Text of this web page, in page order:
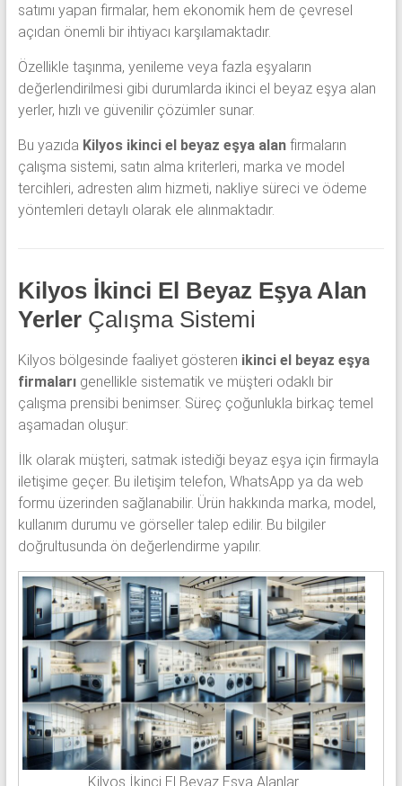
satımı yapan firmalar, hem ekonomik hem de çevresel
açıdan önemli bir ihtiyacı karşılamaktadır.
Özellikle taşınma, yenileme veya fazla eşyaların
değerlendirilmesi gibi durumlarda ikinci el beyaz eşya alan
yerler, hızlı ve güvenilir çözümler sunar.
Bu yazıda Kilyos ikinci el beyaz eşya alanfirmaların
çalışma sistemi, satın alma kriterleri, marka ve model
tercihleri, adresten alım hizmeti, nakliye süreci ve ödeme
yöntemleri detaylı olarak ele alınmaktadır.
Kilyos İkinci El Beyaz Eşya Alan
YerlerÇalışma Sistemi
Kilyos bölgesinde faaliyet gösteren ikinci el beyaz eşya
firmalarıgenellikle sistematik ve müşteri odaklı bir
çalışma prensibi benimser. Süreç çoğunlukla birkaç temel
aşamadan oluşur:
İlk olarak müşteri, satmak istediği beyaz eşya için firmayla
iletişime geçer. Bu iletişim telefon, WhatsApp ya da web
formu üzerinden sağlanabilir. Ürün hakkında marka, model,
kullanım durumu ve görseller talep edilir. Bu bilgiler
doğrultusunda ön değerlendirme yapılır.
Kilyos İkinci El Beyaz Eşya Alanlar